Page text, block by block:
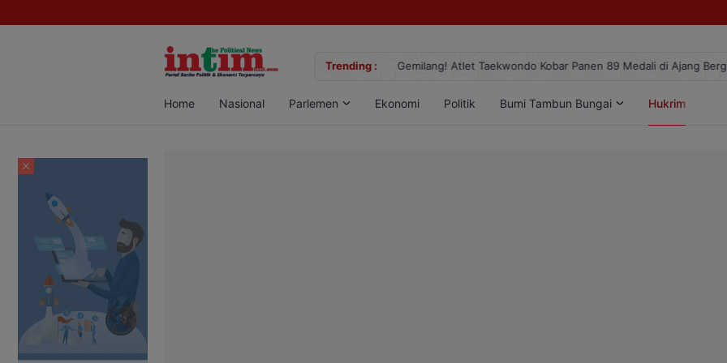
Trending :
Sabu di Pangkalan Bun, Dua Pelaku Diamankan Gemilang! Atlet Taekwondo Kobar Panen 89 Medali di Ajang
Home Nasional Parlemen Ekonomi Politik Bumi Tambun Bungai Hukrim